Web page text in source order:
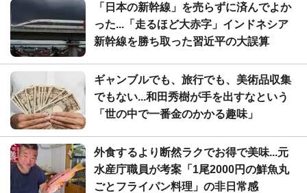
「日本の新幹線」を売らずに済んでよか
った...「走るほど大赤字」インドネシア
新幹線を勝ち取った習近平の大誤算
ギャンブルでも、旅行でも、美術品収集
でもない...和田秀樹が手を出すなという
「世の中で一番金のかかる趣味」
外食するより断然ラクでお得で美味...元
水産庁職員が考案「1尾2000円の鮮魚丸
ごとフライパン料理」の非日常感